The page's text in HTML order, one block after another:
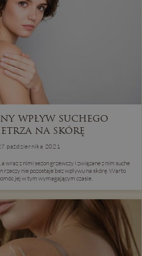
wpływ suchego
na skórę
października 2021
wraz z nimi sezon grzewczy i związane z nim suche
rzeczy nie pozostaje bez wpływu na skórę. Warto
jej w tym wymagającym czasie.